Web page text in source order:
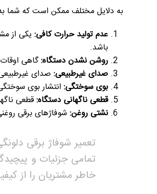
به دلایل مختلف ممکن است که شما به
عدم تولید حرارت کافی: یکی از
باشد.
روشن نشدن دستگاه:گاهی
صدای غیرطبیعی: صدای
بوی سوختگی: انتشار بوی
قطعی ناگهانی دستگاه:قطعی
نشتی روغن: شوفاژهای برقی
تعمیر شوفاژ برقی
تمامی جزئیات و
خاطر مشتریان را از